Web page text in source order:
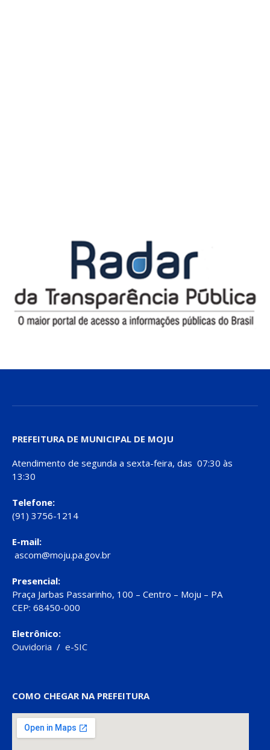
PREFEITURA DE MUNICIPAL DE MOJU
Atendimento de segunda a sexta-feira, das 07:30 às
13:30
Telefone:
(91) 3756-1214
E-mail:
ascom@moju.pa.gov.br
Presencial:
Praça Jarbas Passarinho, 100 – Centro – Moju – PA
CEP: 68450-000
Eletrônico:
Ouvidoria / e-SIC
COMO CHEGAR NA PREFEITURA